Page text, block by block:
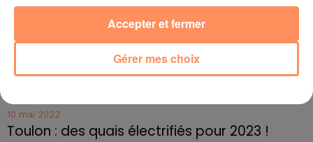
Marseille : une application pour mettre en
relation extras et...
Le cocholed pour jouer à la pétanque
10 mai 2022
Toulon : des quais électrifiés pour 2023 !
Gérer mes choix
Accepter et fermer